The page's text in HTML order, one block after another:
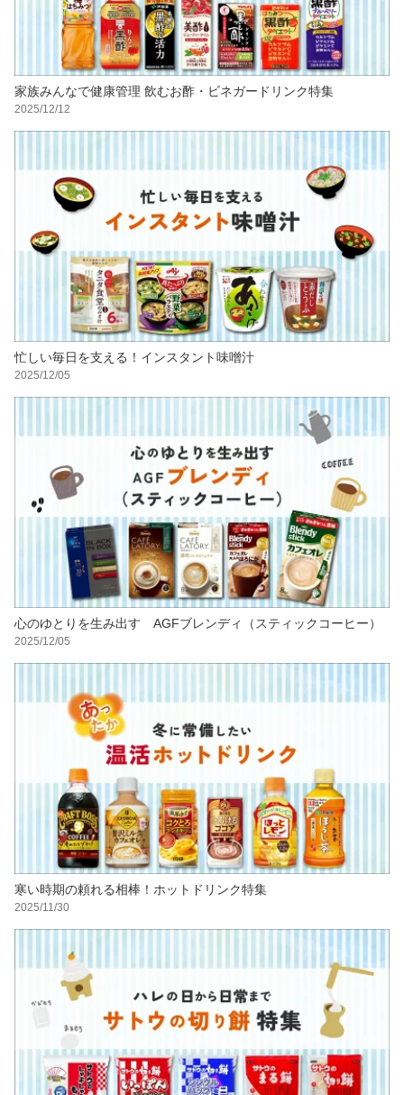
家族みんなで健康管理 飲むお酢・ビネガードリンク特集
2025/12/12
忙しい毎日を支える！インスタント味噌汁
2025/12/05
心のゆとりを生み出す AGFブレンディ（スティックコーヒー）
2025/12/05
寒い時期の頼れる相棒！ホットドリンク特集
2025/11/30